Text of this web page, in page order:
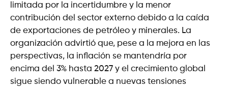
limitada por la incertidumbre y la menor
contribución del sector externo debido a la caída
de exportaciones de petróleo y minerales. La
organización advirtió que, pese a la mejora en las
perspectivas, la inflación se mantendría por
encima del 3% hasta 2027 y el crecimiento global
sigue siendo vulnerable a nuevas tensiones